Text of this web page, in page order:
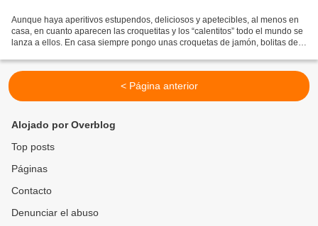
Aunque haya aperitivos estupendos, deliciosos y apetecibles, al menos en
casa, en cuanto aparecen las croquetitas y los “calentitos” todo el mundo se
lanza a ellos. En casa siempre pongo unas croquetas de jamón, bolitas de
< Página anterior
Alojado por Overblog
Top posts
Páginas
Contacto
Denunciar el abuso